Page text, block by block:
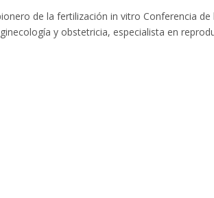
de la fertilización in vitro Conferencia de
y obstetricia, especialista en